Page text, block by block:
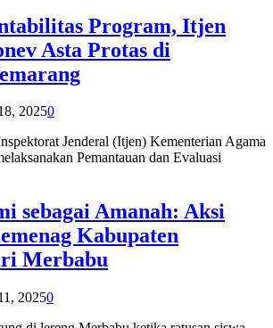
Program, Itjen
Asta Protas di
20250
Jenderal (Itjen) Kementerian Agama
Pemantauan dan Evaluasi
sebagai Amanah: Aksi
Kabupaten
Merbabu
20250